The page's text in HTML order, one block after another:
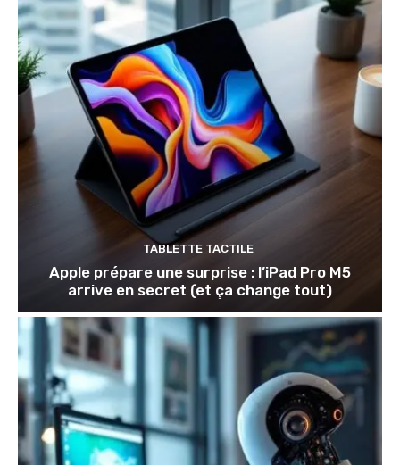
TABLETTE TACTILE
Apple prépare une surprise : l’iPad Pro M5
arrive en secret (et ça change tout)